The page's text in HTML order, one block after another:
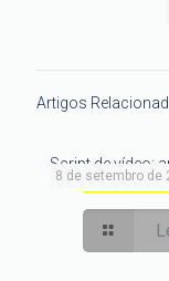
Artigos
8 de setembro de
Script de vídeo: